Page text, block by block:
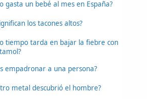
gasta un bebé al mes en España?
los tacones altos?
tiempo tarda en bajar la fiebre con
empadronar a una persona?
metal descubrió el hombre?